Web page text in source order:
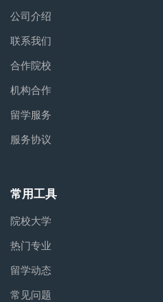
公司介绍
联系我们
合作院校
机构合作
留学服务
服务协议
常用工具
院校大学
热门专业
留学动态
常见问题